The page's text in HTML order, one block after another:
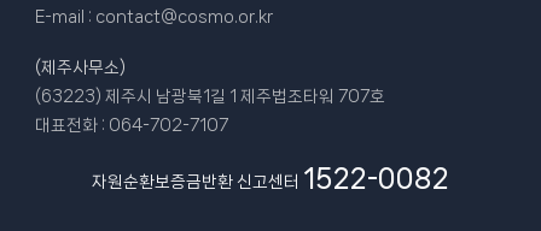
E-mail : contact@cosmo.or.kr
(제주사무소)
(63223) 제주시 남광북1길 1 제주법조타워 707호
대표전화 : 064-702-7107
자원순환보증금반환 신고센터 1522-0082